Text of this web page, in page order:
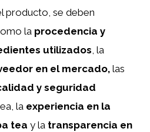
producto, se deben
la procedencia y
utilizados , la
en el mercado, las
y seguridad
la experiencia en la
tea y la transparencia en